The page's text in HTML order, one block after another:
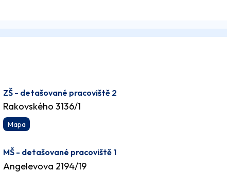
ZŠ - detašované pracoviště 2
Rakovského 3136/1
Mapa
MŠ - detašované pracoviště 1
Angelevova 2194/19